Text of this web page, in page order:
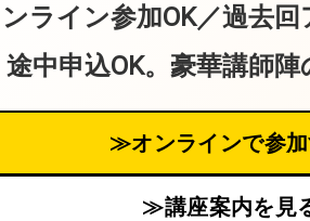
ライン参加OK／過去
中申込OK。豪華講師
≫オンラインで参
≫講座案内を見